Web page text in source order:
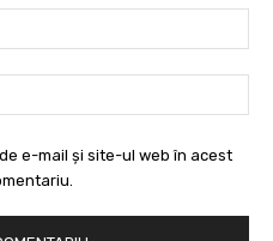
e-mail și site-ul web în acest